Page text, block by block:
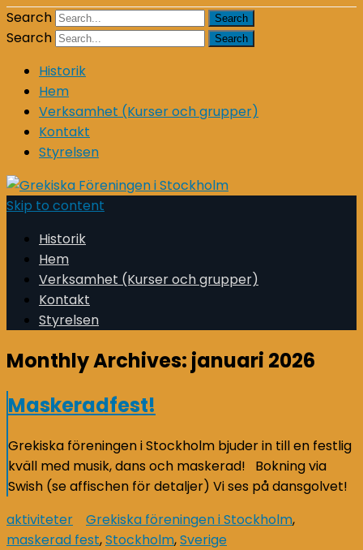
Search
Search
Historik
Hem
Verksamhet (Kurser och grupper)
Kontakt
Styrelsen
Skip to content
Historik
Hem
Verksamhet (Kurser och grupper)
Kontakt
Styrelsen
Monthly Archives: januari 2026
Maskeradfest!
Grekiska föreningen i Stockholm bjuder in till en festlig
kväll med musik, dans och maskerad! Bokning via
Swish (se affischen för detaljer) Vi ses på dansgolvet!
aktiviteter
Grekiska föreningen i Stockholm,
maskerad fest,Stockholm,Sverige